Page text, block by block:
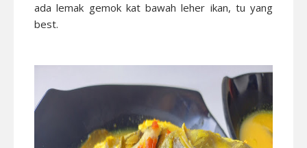
ada lemak gemok kat bawah leher ikan, tu yang
best.